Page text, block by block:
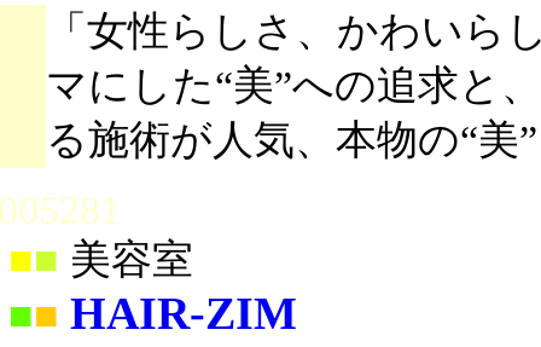
「女性らしさ、かわいら
マにした“美”への追求と
る施術が人気、本物の“美
■ 美容室
■■ HAIR-ZIM